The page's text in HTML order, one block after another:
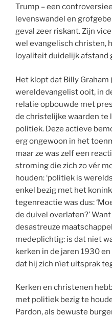
Trump – een
levenswandel en
geval zeer riskant. Zijn
wel evangelisch christen,
loyaliteit duidelijk afstand
Het klopt dat Billy
wereldevangelist ooit, in
relatie opbouwde met
de christelijke waarden te
politiek. Deze actieve
erg ongewoon in het
maar ze was zelf een
stroming die zich zo vér
houden: ‘politiek is
enkel bezig met het
tegenreactie was dus:
de duivel overlaten?’
desastreuze
medeplichtig: is dat niet
kerken in de jaren 1930
dat hij zich níet uitsprak
Kerken en christenen
met politiek bezig te
Pardon, als bewuste